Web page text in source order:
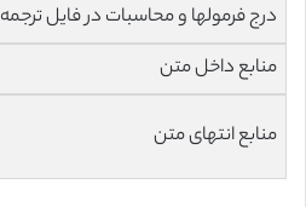
درج فرمولها و محاسبات در فایل ترجمه
منابع داخل متن
منابع انتهای متن